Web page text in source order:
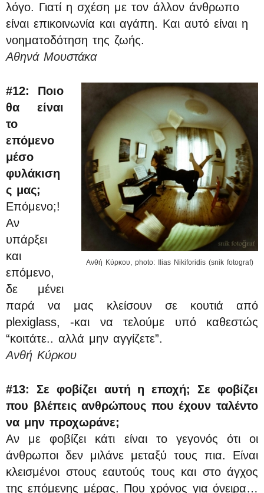
λόγο. Γιατί η σχέση με τον άλλον άνθρωπο
είναι επικοινωνία και αγάπη. Και αυτό είναι η
νοηματοδότηση της ζωής.
Αθηνά Μουστάκα
Ανθή Κύρκου, photo: Ilias Nikiforidis (snik fotograf)
#12: Ποιο
θα είναι
το
επόμενο
μέσο
φυλάκιση
ς μας;
Επόμενο;!
Αν
υπάρξει
και
επόμενο,
δε μένει
παρά να μας κλείσουν σε κουτιά από
plexiglass, -και να τελούμε υπό καθεστώς
“κοιτάτε.. αλλά μην αγγίζετε”.
Ανθή Κύρκου
#13: Σε φοβίζει αυτή η εποχή; Σε φοβίζει
που βλέπεις ανθρώπους που έχουν ταλέντο
να μην προχωράνε;
Αν με φοβίζει κάτι είναι το γεγονός ότι οι
άνθρωποι δεν μιλάνε μεταξύ τους πια. Είναι
κλεισμένοι στους εαυτούς τους και στο άγχος
της επόμενης μέρας. Που χρόνος για όνειρα…